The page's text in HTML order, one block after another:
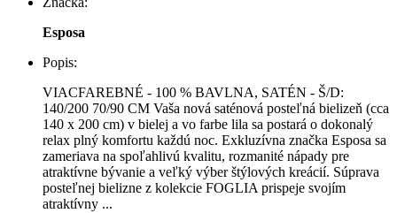
Esposa
Popis:
VIACFAREBNÉ - 100 % BAVLNA, SATÉN - Š/D:
140/200 70/90 CM Vaša nová saténová posteľná bielizeň (cca
140 x 200 cm) v bielej a vo farbe lila sa postará o dokonalý
relax plný komfortu každú noc. Exkluzívna značka Esposa sa
zameriava na spoľahlivú kvalitu, rozmanité nápady pre
atraktívne bývanie a veľký výber štýlových kreácií. Súprava
posteľnej bielizne z kolekcie FOGLIA prispeje svojím
atraktívny ...